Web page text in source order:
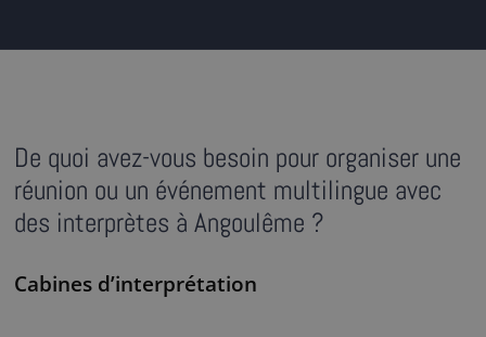
De quoi avez-vous besoin pour organiser une
réunion ou un événement multilingue avec
des interprètes à Angoulême ?
Cabines d’interprétation